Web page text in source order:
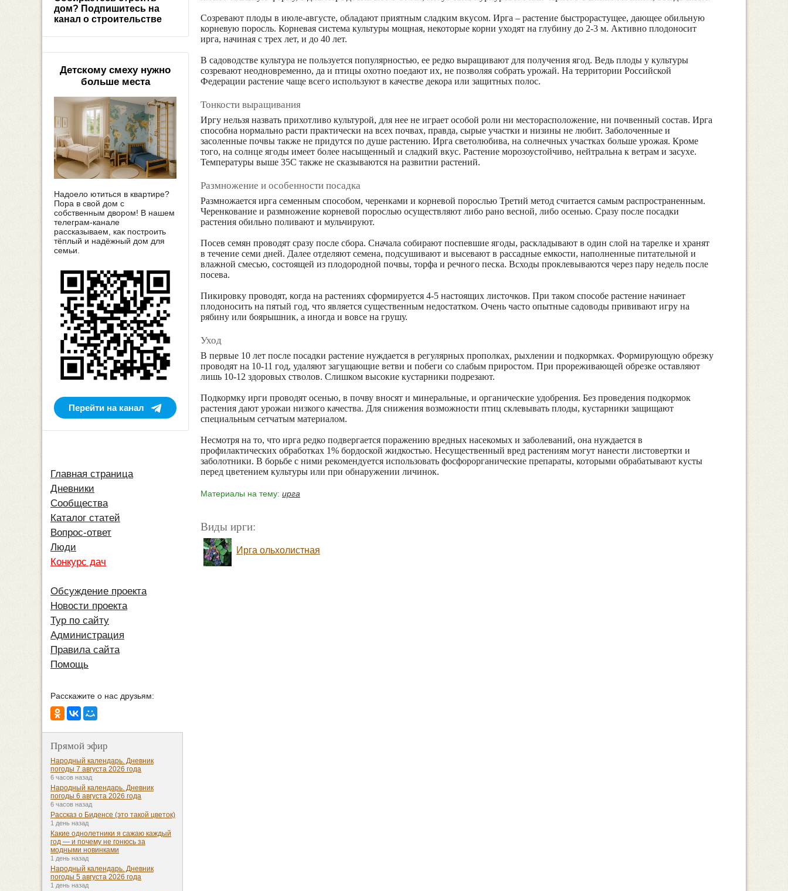
Созревают плоды в июле-августе, обладают приятным сладким вкусом. Ирга – растение быстрорастущее, дающее обильную
корневую поросль. Корневая система культуры мощная, некоторые корни уходят на глубину до 2-3 м. Активно плодоносит
ирга, начиная с трех лет, и до 40 лет.
В садоводстве культура не пользуется популярностью, ее редко выращивают для получения ягод. Ведь плоды у культуры
созревают неодновременно, да и птицы охотно поедают их, не позволяя собрать урожай. На территории Российской
Федерации растение чаще всего используют в качестве декора или защитных полос.
Тонкости выращивания
Иргу нельзя назвать прихотливо культурой, для нее не играет особой роли ни месторасположение, ни почвенный состав. Ирга
способна нормально расти практически на всех почвах, правда, сырые участки и низины не любит. Заболоченные и
засоленные почвы также не придутся по душе растению. Ирга светолюбива, на солнечных участках больше урожая. Кроме
того, на солнце ягоды имеет более насыщенный и сладкий вкус. Растение морозоустойчиво, нейтральна к ветрам и засухе.
Температуры выше 35С также не сказываются на развитии растений.
Размножение и особенности посадка
Размножается ирга семенным способом, черенками и корневой порослью Третий метод считается самым распространенным.
Черенкование и размножение корневой порослью осуществляют либо рано весной, либо осенью. Сразу после посадки
растения обильно поливают и мульчируют.
Посев семян проводят сразу после сбора. Сначала собирают поспевшие ягоды, раскладывают в один слой на тарелке и хранят
в течение семи дней. Далее отделяют семена, подсушивают и высевают в рассадные емкости, наполненные питательной и
влажной смесью, состоящей из плодородной почвы, торфа и речного песка. Всходы проклевываются через пару недель после
посева.
Пикировку проводят, когда на растениях сформируется 4-5 настоящих листочков. При таком способе растение начинает
плодоносить на пятый год, что является существенным недостатком. Очень часто опытные садоводы прививают игру на
рябину или боярышник, а иногда и вовсе на грушу.
Уход
В первые 10 лет после посадки растение нуждается в регулярных прополках, рыхлении и подкормках. Формирующую обрезку
проводят на 10-11 год, удаляют загущающие ветви и побеги со слабым приростом. При прореживающей обрезке оставляют
лишь 10-12 здоровых стволов. Слишком высокие кустарники подрезают.
Подкормку ирги проводят осенью, в почву вносят и минеральные, и органические удобрения. Без проведения подкормок
растения дают урожаи низкого качества. Для снижения возможности птиц склевывать плоды, кустарники защищают
специальным сетчатым материалом.
Несмотря на то, что ирга редко подвергается поражению вредных насекомых и заболеваний, она нуждается в
профилактических обработках 1% бордоской жидкостью. Несущественный вред растениям могут нанести листовертки и
заболотники. В борьбе с ними рекомендуется использовать фосфорорганические препараты, которыми обрабатывают кусты
перед цветением культуры или при обнаружении личинок.
Материалы на тему: ирга
Виды ирги:
Ирга ольхолистная
дом? Подпишитесь на
канал о строительстве
Детскому смеху нужно
больше места
Надоело ютиться в квартире?
Пора в свой дом с
собственным двором! В нашем
телеграм-канале
рассказываем, как построить
тёплый и надёжный дом для
семьи.
Перейти на канал
Главная страница
Дневники
Сообщества
Каталог статей
Вопрос-ответ
Люди
Конкурс дач
Обсуждение проекта
Новости проекта
Тур по сайту
Администрация
Правила сайта
Помощь
Расскажите о нас друзьям:
Прямой эфир
Народный календарь. Дневник
погоды 7 августа 2026 года
6 часов назад
Народный календарь. Дневник
погоды 6 августа 2026 года
6 часов назад
Рассказ о Биденсе (это такой цветок)
1 день назад
Какие однолетники я сажаю каждый
год — и почему не гонюсь за
модными новинками
1 день назад
Народный календарь. Дневник
погоды 5 августа 2026 года
1 день назад